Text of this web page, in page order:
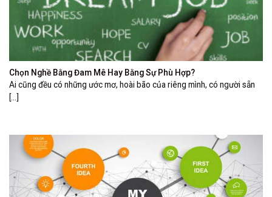
Chọn Nghề Bằng Đam Mê Hay Bằng Sự Phù Hợp?
Ai cũng đều có những ước mơ, hoài bão của riêng mình, có người sẵn
[...]